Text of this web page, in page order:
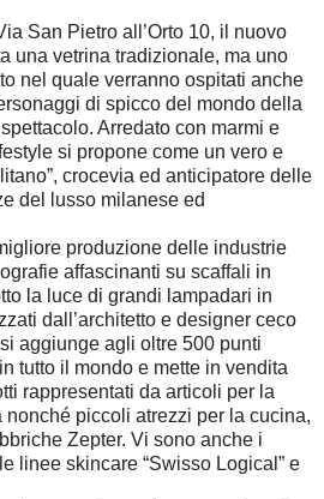
San Pietro all’Orto 10, il nuovo
una vetrina tradizionale, ma uno
nel quale verranno ospitati anche
di spicco del mondo della
Arredato con marmi e
si propone come un vero e
crocevia ed anticipatore delle
del lusso milanese ed
produzione delle industrie
affascinanti su scaffali in
la luce di grandi lampadari in
dall’architetto e designer ceco
aggiunge agli oltre 500 punti
tutto il mondo e mette in vendita
rappresentati da articoli per la
nonché piccoli atrezzi per la cucina,
Zepter. Vi sono anche i
linee skincare “Swisso Logical” e